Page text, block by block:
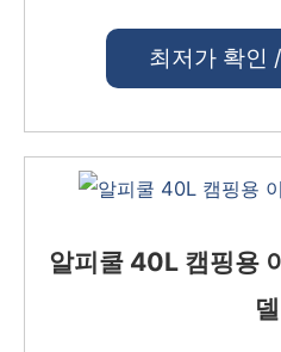
최저가 확인
알피쿨 40L 캠핑용
델